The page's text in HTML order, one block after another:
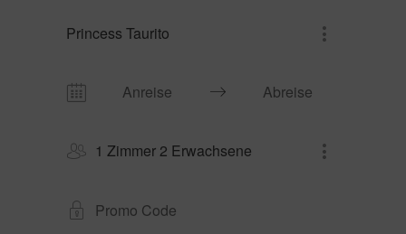
Princess Taurito
1 Zimmer 2 Erwachsene